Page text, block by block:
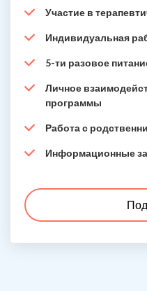
Участие в
Индивидуальная
5-ти разовое
Личное
программы
Работа с
Информационные